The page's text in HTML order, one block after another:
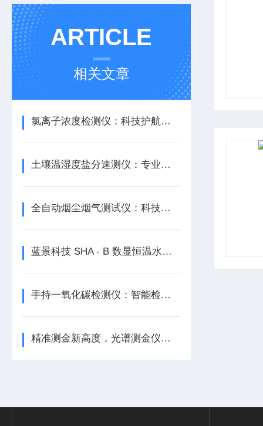
ARTICLE
相关文章
氯离子浓度检测仪：科技护航，水质无忧
土壤温湿度盐分速测仪：专业品质，信赖之选
全自动烟尘烟气测试仪：科技助力，绿色未来
蓝景科技 SHA - B 数显恒温水浴振荡器：实验仪器中的璀璨之星
手持一氧化碳检测仪：智能检测，安全先行
精准测金新高度，光谱测金仪登场